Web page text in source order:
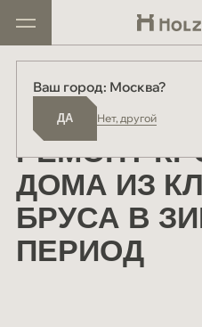
Москва
Киров
Екатеринбург
Другой
Проекты
Дома в продаже
Реализованные
О компании
Производство
29 декабря 2024
РЕМОНТ
ДОМА ИЗ
БРУСА В
ПЕРИОД
Ваш город: Москва?
ДА
ДА
Нет, другой